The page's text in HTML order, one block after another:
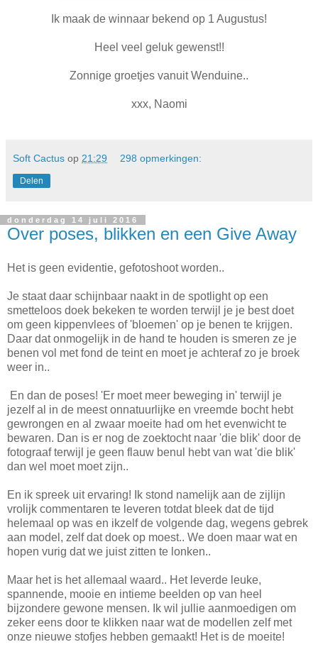
Ik maak de winnaar bekend op 1 Augustus!
Heel veel geluk gewenst!!
Zonnige groetjes vanuit Wenduine..
xxx, Naomi
Soft Cactus op 21:29 298 opmerkingen:
Delen
donderdag 14 juli 2016
Over poses, blikken en een Give Away
Het is geen evidentie, gefotoshoot worden..
Je staat daar schijnbaar naakt in de spotlight op een
smetteloos doek bekeken te worden terwijl je je best doet
om geen kippenvlees of 'bloemen' op je benen te krijgen.
Daar dat onmogelijk in de hand te houden is smeren ze je
benen vol met fond de teint en moet je achteraf zo je broek
weer in..
En dan de poses! 'Er moet meer beweging in' terwijl je
jezelf al in de meest onnatuurlijke en vreemde bocht hebt
gewrongen en al zwaar moeite had om het evenwicht te
bewaren. Dan is er nog de zoektocht naar 'die blik' door de
fotograaf terwijl je geen flauw benul hebt van wat 'die blik'
dan wel moet moet zijn..
En ik spreek uit ervaring! Ik stond namelijk aan de zijlijn
vrolijk commentaren te leveren totdat bleek dat de tijd
helemaal op was en ikzelf de volgende dag, wegens gebrek
aan model, zelf dat doek op moest.. We doen maar wat en
hopen vurig dat we juist zitten te lonken..
Maar het is het allemaal waard.. Het leverde leuke,
spannende, mooie en intieme beelden op van heel
bijzondere gewone mensen. Ik wil jullie aanmoedigen om
zeker eens door te klikken naar wat de modellen zelf met
onze nieuwe stofjes hebben gemaakt! Het is de moeite!